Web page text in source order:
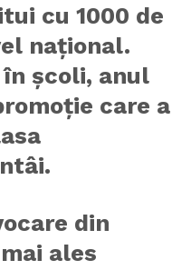
cu 1000 de
național.
școli, anul
care a
din
ales